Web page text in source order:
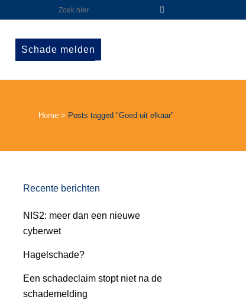
Schade melden
Home > Posts tagged "Goed uit elkaar"
Recente berichten
NIS2: meer dan een nieuwe
cyberwet
Hagelschade?
Een schadeclaim stopt niet na de
schademelding